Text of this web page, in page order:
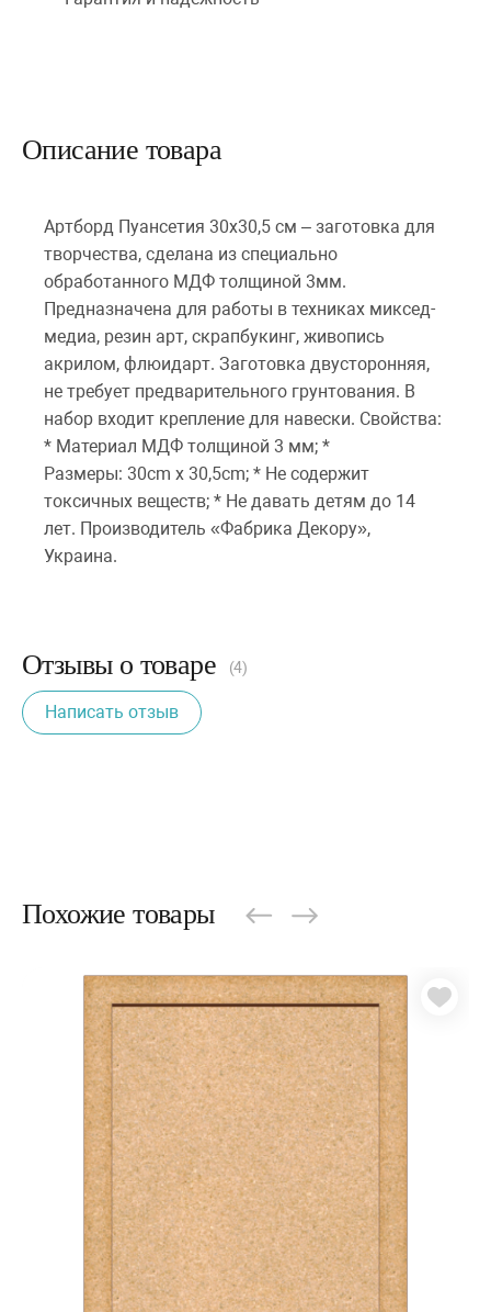
Описание товара
Артборд Пуансетия 30х30,5 см – заготовка для
творчества, сделана из специально
обработанного МДФ толщиной 3мм.
Предназначена для работы в техниках миксед-
медиа, резин арт, скрапбукинг, живопись
акрилом, флюидарт. Заготовка двусторонняя,
не требует предварительного грунтования. В
набор входит крепление для навески. Свойства:
* Материал МДФ толщиной 3 мм; *
Размеры: 30cm x 30,5cm; * Не содержит
токсичных веществ; * Не давать детям до 14
лет. Производитель «Фабрика Декору»,
Украина.
Отзывы о товаре (4)
Написать отзыв
Похожие товары